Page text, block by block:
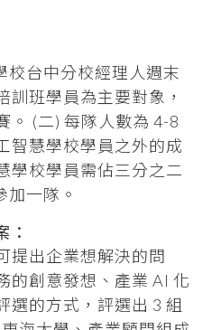
校台中分校經理人週末
訓班學員為主要對象，
。 (二) 每隊人數為 4-8
智慧學校學員之外的成
學校學員需佔三分之二
加一隊。
：
提出企業想解決的問
的創意發想、產業 AI 化
選的方式，評選出 3 組